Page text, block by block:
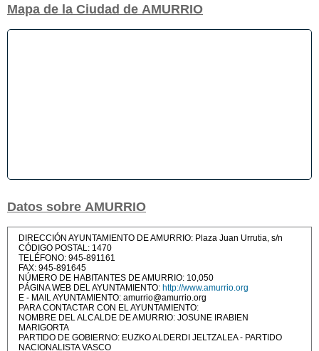
Mapa de la Ciudad de AMURRIO
Datos sobre AMURRIO
DIRECCIÓN AYUNTAMIENTO DE AMURRIO: Plaza Juan Urrutia, s/n
CÓDIGO POSTAL: 1470
TELÉFONO: 945-891161
FAX: 945-891645
NÚMERO DE HABITANTES DE AMURRIO: 10,050
PÁGINA WEB DEL AYUNTAMIENTO: http://www.amurrio.org
E - MAIL AYUNTAMIENTO: amurrio@amurrio.org
PARA CONTACTAR CON EL AYUNTAMIENTO:
NOMBRE DEL ALCALDE DE AMURRIO: JOSUNE IRABIEN
MARIGORTA
PARTIDO DE GOBIERNO: EUZKO ALDERDI JELTZALEA - PARTIDO
NACIONALISTA VASCO